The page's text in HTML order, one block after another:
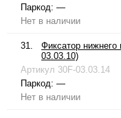
Паркод: —
Нет в наличии
31.
Фиксатор нижнего
03.03.10)
Артикул 30F-03.03.14
Паркод: —
Нет в наличии